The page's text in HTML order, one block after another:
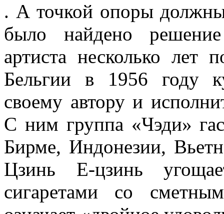
. А точкой опоры
было найдено
артиста несколько лет
Бельгии в 1956 году
своему автору и
С ним группа «Чэди»
Бирме, Индонезии,
Цзинь Е-цзинь
сигаретами со